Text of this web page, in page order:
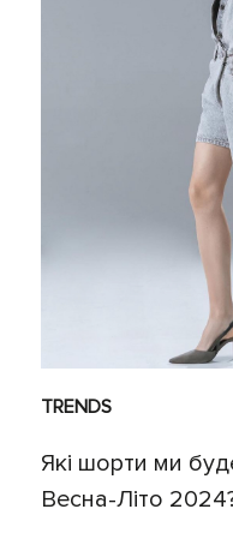
TRENDS
Які шорти ми
Весна-Літо